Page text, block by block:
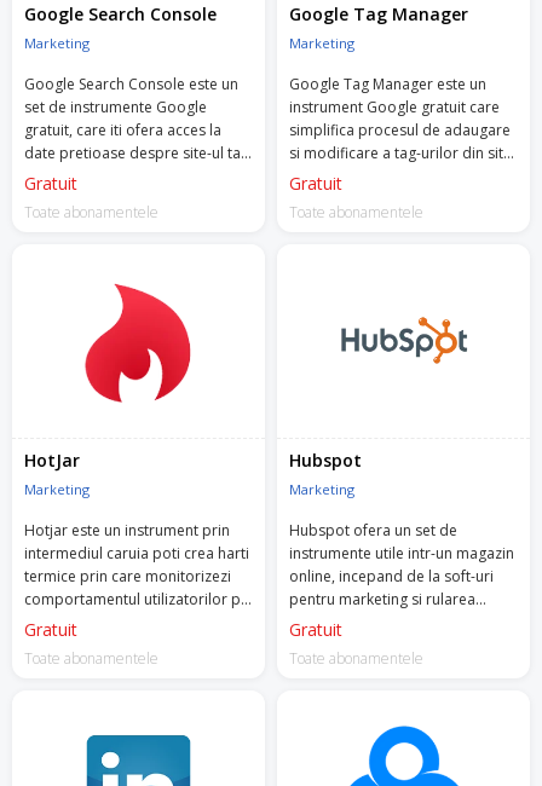
Google Search Console
Marketing
Google Search Console este un
set de instrumente Google
gratuit, care iti ofera acces la
date pretioase despre site-ul tau
si despre comportamentul la
Gratuit
Toate abonamentele
Google Tag Manager
Marketing
Google Tag Manager este un
instrument Google gratuit care
simplifica procesul de adaugare
si modificare a tag-urilor din site,
necesare pentru remarketing,
trebuiasca sa intri in cod sau sa
Gratuit
Toate abonamentele
HotJar
Marketing
Hotjar este un instrument prin
intermediul caruia poti crea harti
termice prin care monitorizezi
comportamentul utilizatorilor pe
site-ul tau: unde dau click, cat de
site-ul, unde plimba cursorul etc.
Gratuit
Toate abonamentele
Hubspot
Marketing
Hubspot ofera un set de
instrumente utile intr-un magazin
online, incepand de la soft-uri
pentru marketing si rularea
campaniilor, pana la CMS,
Gratuit
Toate abonamentele